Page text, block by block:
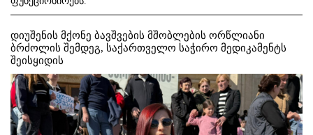
დიუშენის მქონე ბავშვების მშობლების ორწლიანი
ბრძოლის შემდეგ, საქართველო საჭირო მედიკამენტს
შეისყიდის